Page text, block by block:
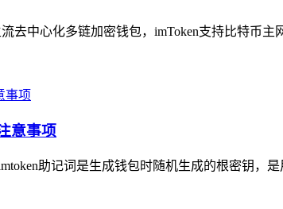
去中心化多链加密钱包，imToken支持比特币
意事项
助记词是生成钱包时随机生成的根密钥，